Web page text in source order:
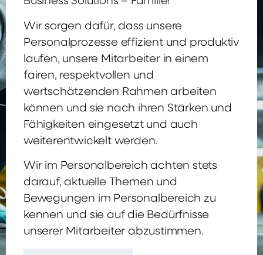
Wir sorgen dafür, dass unsere
Personalprozesse effizient und produktiv
laufen, unsere Mitarbeiter in einem
fairen, respektvollen und
wertschätzenden Rahmen arbeiten
können und sie nach ihren Stärken und
Fähigkeiten eingesetzt und auch
weiterentwickelt werden.
Wir im Personalbereich achten stets
darauf, aktuelle Themen und
Bewegungen im Personalbereich zu
kennen und sie auf die Bedürfnisse
unserer Mitarbeiter abzustimmen.